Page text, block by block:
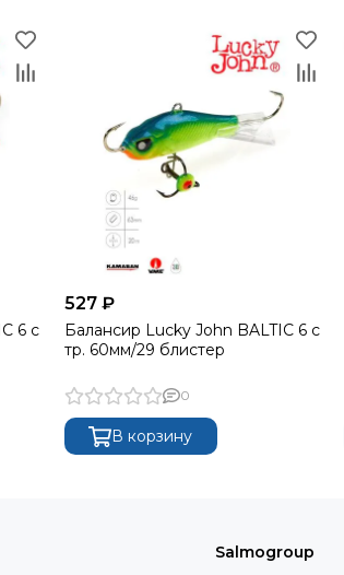
6 с
527 ₽
Балансир Lucky John BALTIC 6 с
тр. 60мм/29 блистер
0
В корзину
Salmogroup